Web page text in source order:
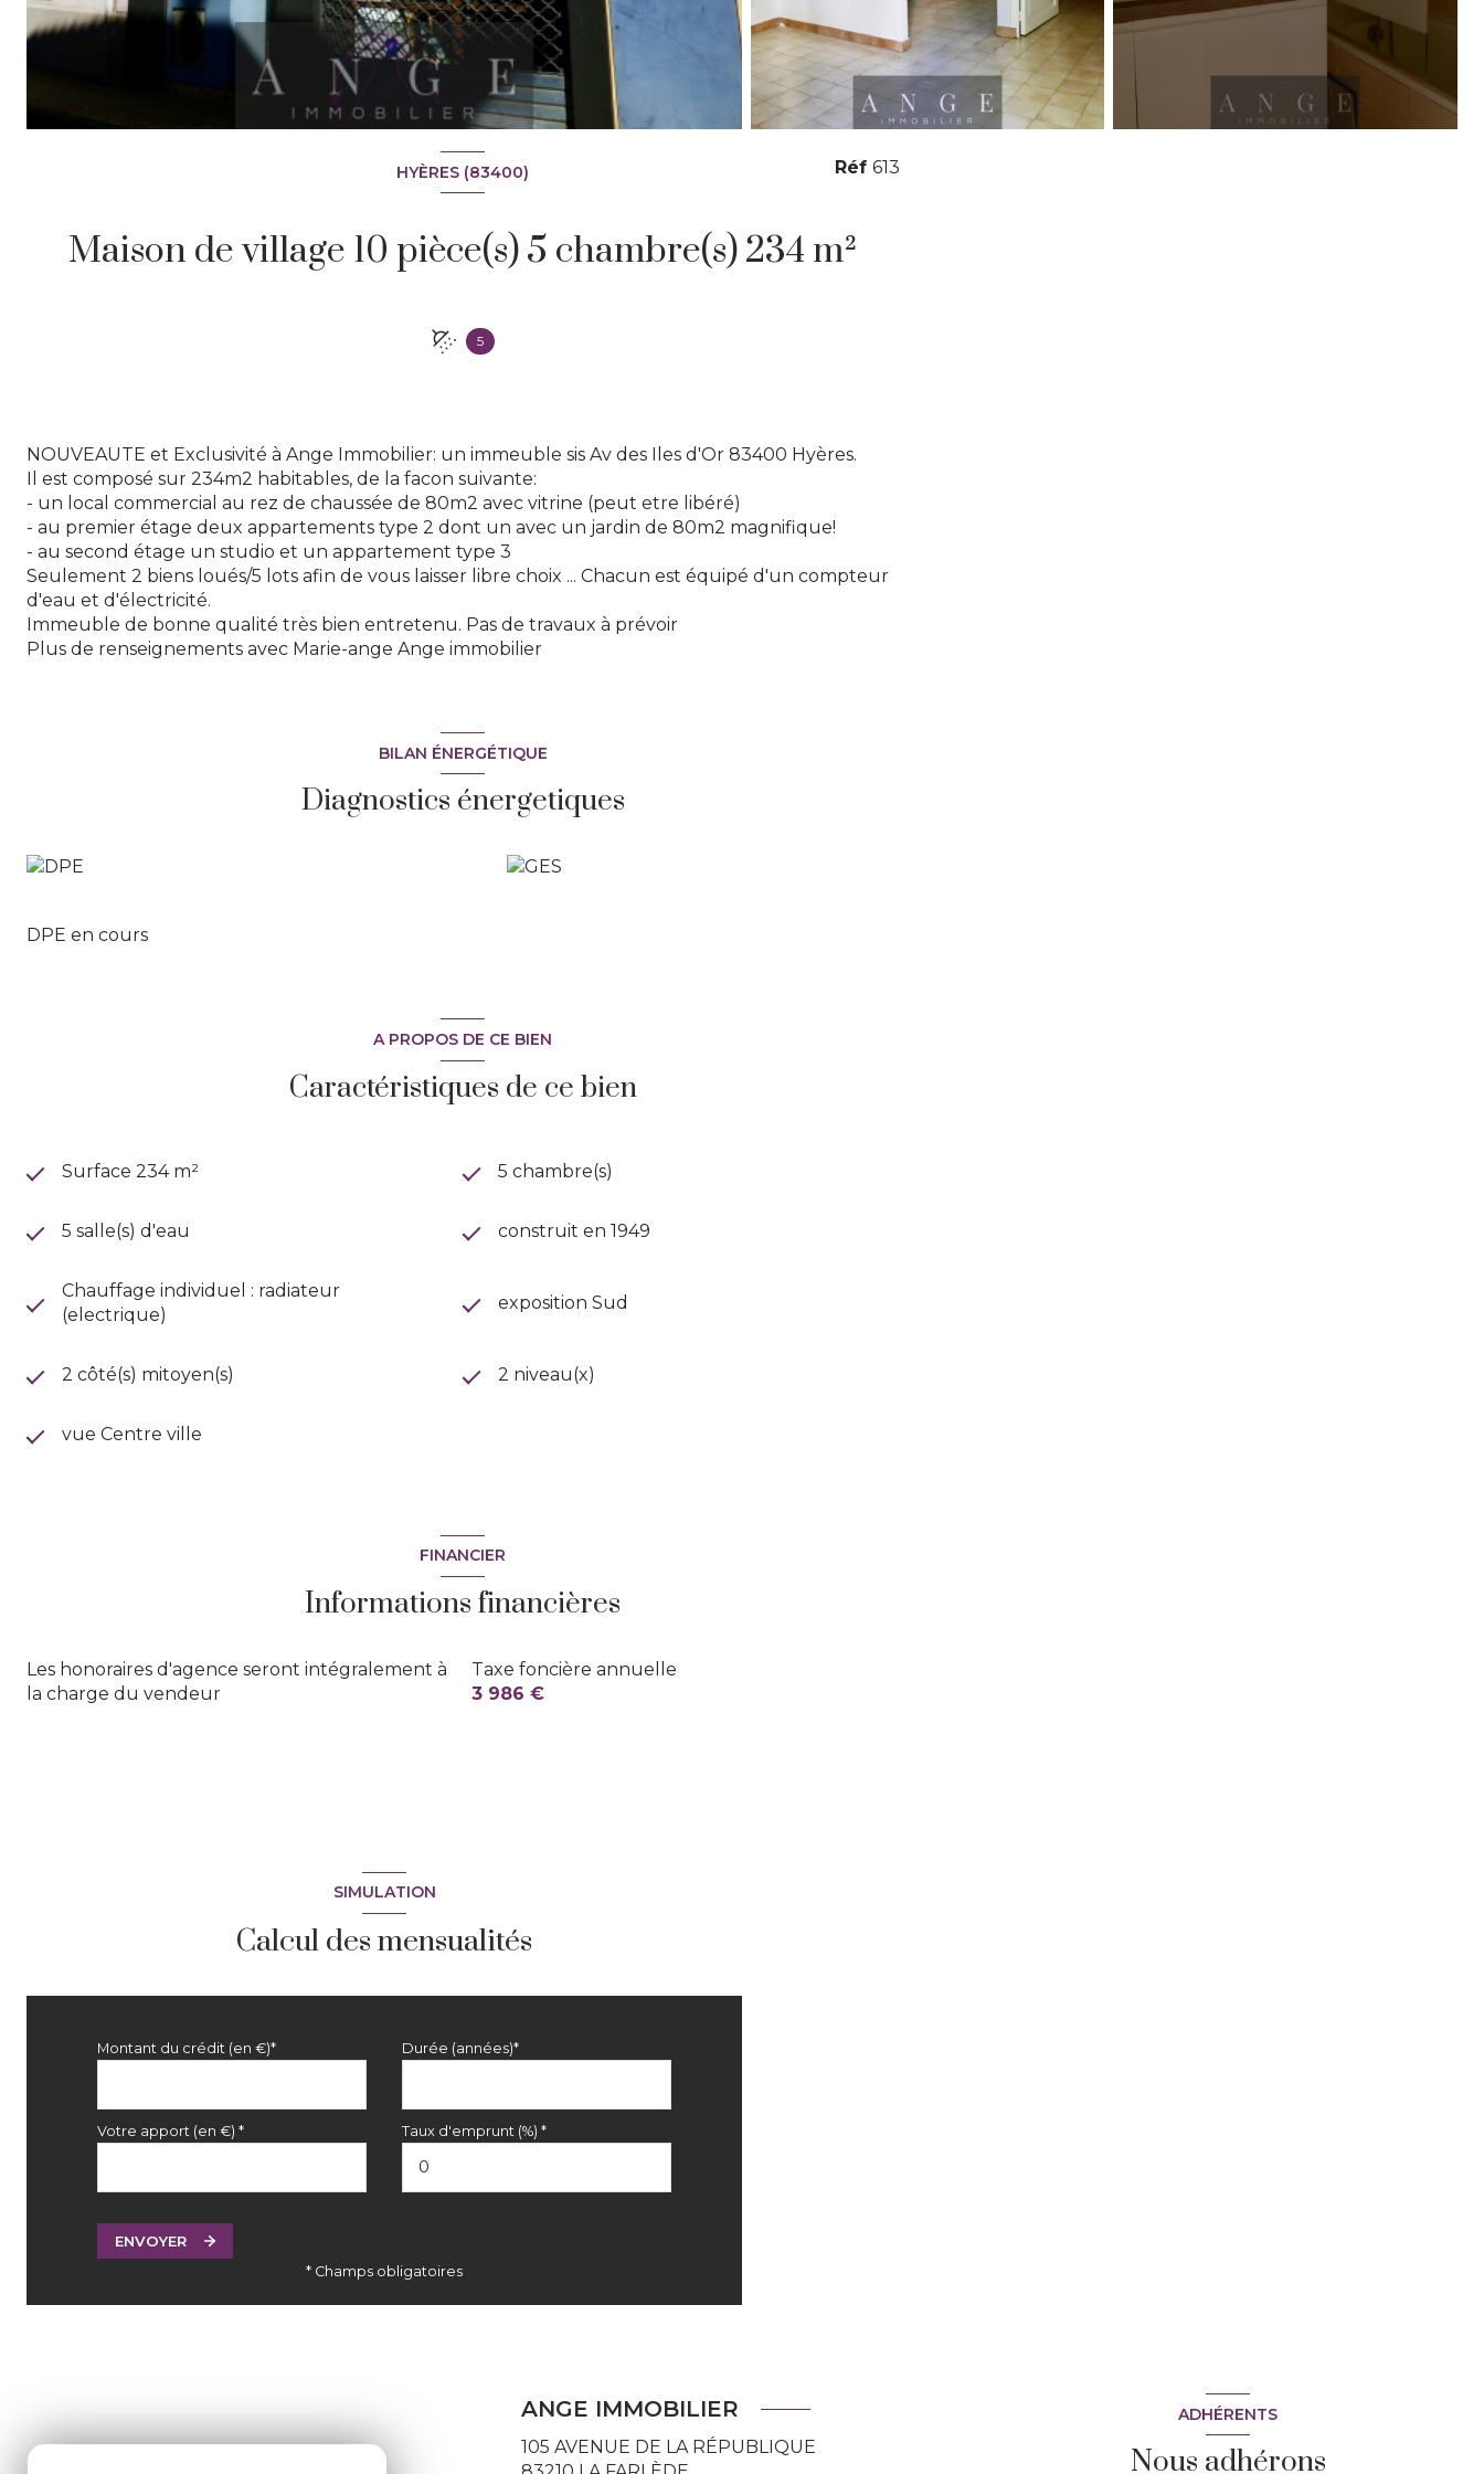
HYÈRES (83400)
Maison de village 10 pièce(s) 5 chambre(s) 234 m²
5
Réf 613
NOUVEAUTE et Exclusivité à Ange Immobilier: un immeuble sis Av des Iles d'Or 83400 Hyères.
Il est composé sur 234m2 habitables, de la facon suivante:
- un local commercial au rez de chaussée de 80m2 avec vitrine (peut etre libéré)
- au premier étage deux appartements type 2 dont un avec un jardin de 80m2 magnifique!
- au second étage un studio et un appartement type 3
Seulement 2 biens loués/5 lots afin de vous laisser libre choix ... Chacun est équipé d'un compteur
d'eau et d'électricité.
Immeuble de bonne qualité très bien entretenu. Pas de travaux à prévoir
Plus de renseignements avec Marie-ange Ange immobilier
BILAN ÉNERGÉTIQUE
Diagnostics énergetiques
DPE en cours
A PROPOS DE CE BIEN
Caractéristiques de ce bien
Surface 234 m² 5 chambre(s)
5 salle(s) d'eau construit en 1949
Chauffage individuel : radiateur
(electrique)
exposition Sud
2 côté(s) mitoyen(s) 2 niveau(x)
vue Centre ville
FINANCIER
Informations financières
Les honoraires d'agence seront intégralement à
la charge du vendeur
Taxe foncière annuelle
3 986 €
SIMULATION
Calcul des mensualités
Montant du crédit (en €)* Durée (années)*
Votre apport (en €) * Taux d'emprunt (%) *
ENVOYER
* Champs obligatoires
ANGE IMMOBILIER
105 AVENUE DE LA RÉPUBLIQUE
ADHÉRENTS
Nous adhérons